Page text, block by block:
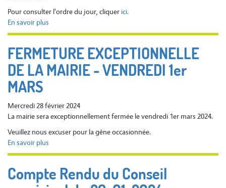
AVRIL
Pour consulter l'ordre du jour, cliquer ici.
En savoir plus
Prochain
municipal
le
25
à
18h30
FERMETURE EXCEPTIONNELLE
DE LA MAIRIE - VENDREDI 1er
MARS
Mercredi 28 février 2024
La mairie sera exceptionnellement fermée le vendredi 1er mars 2024.
Veuillez nous excuser pour la gêne occasionnée.
En savoir plus
FERMETURE
DE
Compte Rendu du Conseil